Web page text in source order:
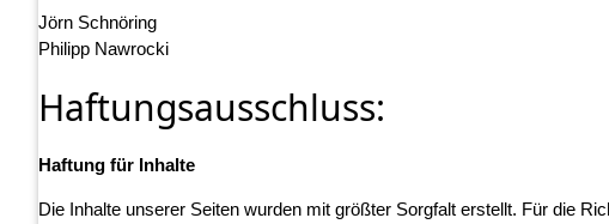
Jörn Schnöring
Philipp Nawrocki
Haftungsausschluss:
Haftung für Inhalte
Die Inhalte unserer Seiten wurden mit größter Sorgfalt erstellt. Für die